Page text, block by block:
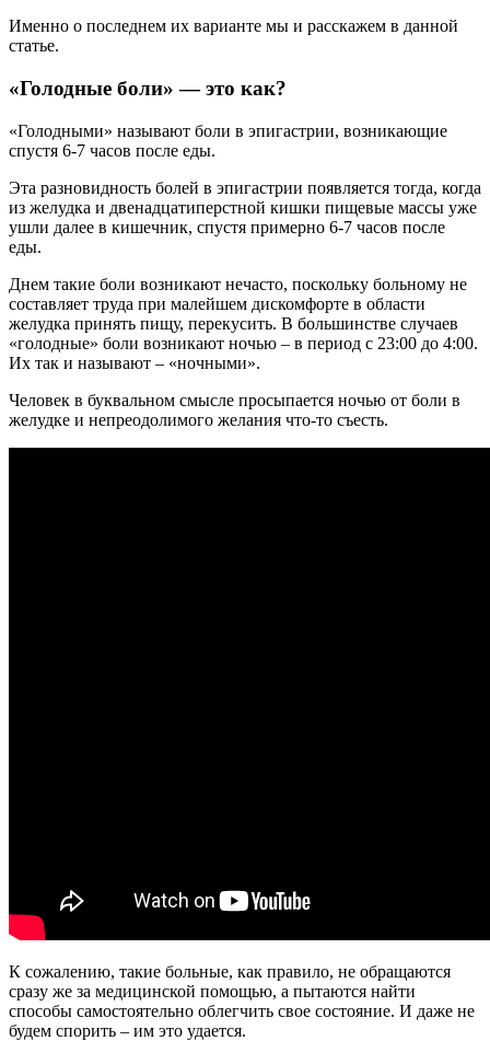
Именно о последнем их варианте мы и расскажем в данной
статье.
«Голодные боли» — это как?
«Голодными» называют боли в эпигастрии, возникающие
спустя 6-7 часов после еды.
Эта разновидность болей в эпигастрии появляется тогда, когда
из желудка и двенадцатиперстной кишки пищевые массы уже
ушли далее в кишечник, спустя примерно 6-7 часов после
еды.
Днем такие боли возникают нечасто, поскольку больному не
составляет труда при малейшем дискомфорте в области
желудка принять пищу, перекусить. В большинстве случаев
«голодные» боли возникают ночью – в период с 23:00 до 4:00.
Их так и называют – «ночными».
Человек в буквальном смысле просыпается ночью от боли в
желудке и непреодолимого желания что-то съесть.
К сожалению, такие больные, как правило, не обращаются
сразу же за медицинской помощью, а пытаются найти
способы самостоятельно облегчить свое состояние. И даже не
будем спорить – им это удается.